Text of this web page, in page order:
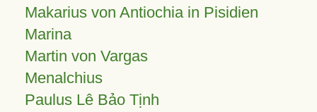
Makarius von Antiochia in Pisidien
Marina
Martin von Vargas
Menalchius
Paulus Lê Bảo Tịnh